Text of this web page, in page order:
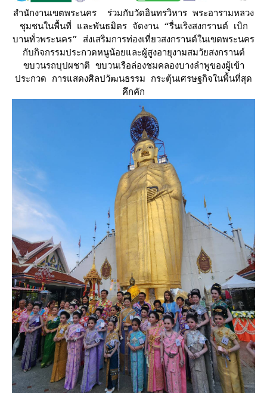
สำนักงานเขตพระนคร ร่วมกับวัดอินทรวิหาร พระอารามหลวง
ชุมชนในพื้นที่ และพันธมิตร จัดงาน “รื่นเริงสงกรานต์ เบิก
บานทั่วพระนคร” ส่งเสริมการท่องเที่ยวสงกรานต์ในเขตพระนคร
กับกิจกรรมประกวดหนูน้อยและผู้สูงอายุงามสมวัยสงกรานต์
ขบวนรถบุปผชาติ ขบวนเรือล่องชมคลองบางลำพูของผู้เข้า
ประกวด การแสดงศิลปวัฒนธรรม กระตุ้นเศรษฐกิจในพื้นที่สุด
คึกคัก